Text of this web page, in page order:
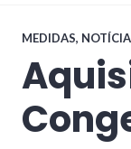
MEDIDAS,